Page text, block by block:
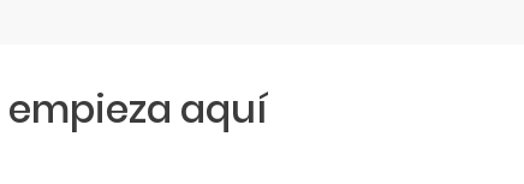
empieza aquí